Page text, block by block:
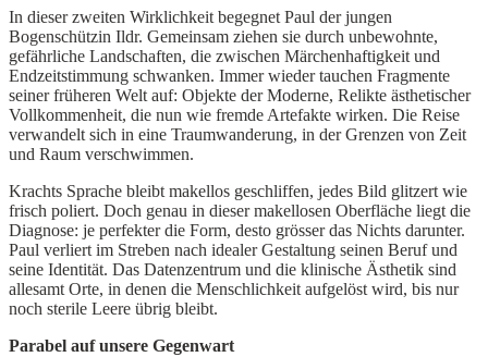
In dieser zweiten Wirklichkeit begegnet Paul der jungen
Bogenschützin Ildr. Gemeinsam ziehen sie durch unbewohnte,
gefährliche Landschaften, die zwischen Märchenhaftigkeit und
Endzeitstimmung schwanken. Immer wieder tauchen Fragmente
seiner früheren Welt auf: Objekte der Moderne, Relikte ästhetischer
Vollkommenheit, die nun wie fremde Artefakte wirken. Die Reise
verwandelt sich in eine Traumwanderung, in der Grenzen von Zeit
und Raum verschwimmen.
Krachts Sprache bleibt makellos geschliffen, jedes Bild glitzert wie
frisch poliert. Doch genau in dieser makellosen Oberfläche liegt die
Diagnose: je perfekter die Form, desto grösser das Nichts darunter.
Paul verliert im Streben nach idealer Gestaltung seinen Beruf und
seine Identität. Das Datenzentrum und die klinische Ästhetik sind
allesamt Orte, in denen die Menschlichkeit aufgelöst wird, bis nur
noch sterile Leere übrig bleibt.
Parabel auf unsere Gegenwart